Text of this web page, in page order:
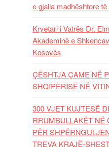
e gjalla madhështore
Kryetari i Vatrës Dr.
Akademinë e
Kosovës
ÇËSHTJA ÇAME NË
SHQIPËRISË NË
300 VJET KUJTESË
RRUMBULLAKËT NË
PËR
TREVA KRAJË-